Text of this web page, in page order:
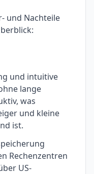
und Nachteile
und intuitive
lange
was
und kleine
ist.
Rechenzentren
US-